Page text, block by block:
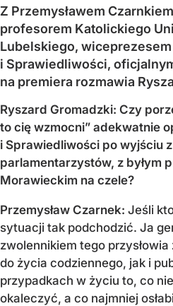
Z Przemysławem
profesorem Katolickiego
Lubelskiego, wiceprezesem
i Sprawiedliwości,
na premiera rozmawia
Ryszard Gromadzki: Czy
to cię wzmocni” adekwatnie
i Sprawiedliwości po wyjściu
parlamentarzystów, z byłym
Morawieckim na czele?
Przemysław Czarnek: Jeśli
sytuacji tak podchodzić. Ja
zwolennikiem tego
do życia codziennego, jak i
przypadkach w życiu to, co
okaleczyć, a co najmniej